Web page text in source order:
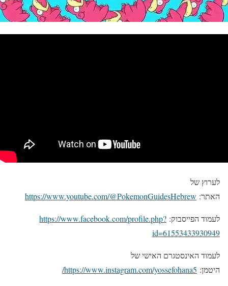
לערוץ של
האתר: https://www.youtube.com/@PokemonGuidesHebrew
לעמוד הפייסבוק: https://www.facebook.com/profile.php?
id=61553433930949
לעמוד האינסטגרם האישי של
היטמן: https://www.instagram.com/yossefohana5/